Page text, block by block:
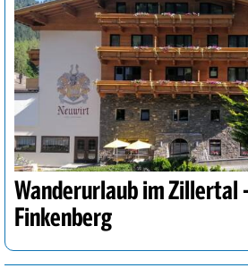
Wanderurlaub im Zillertal
Finkenberg